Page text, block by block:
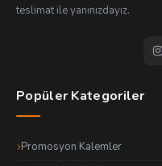
teslimat ile yanınızdayız.
Popüler Kategoriler
Promosyon Kalemler